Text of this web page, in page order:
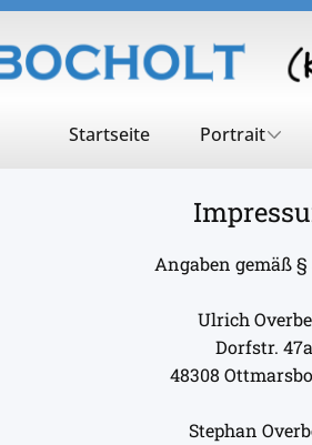
Startseite Portrait
Angaben gemäß §
Ulrich
Dorfstr. 47a
48308
Stephan